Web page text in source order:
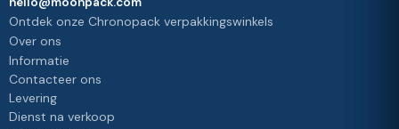
Ontdek onze Chronopack verpakkingswinkels
Over ons
Informatie
Contacteer ons
Levering
Dienst na verkoop